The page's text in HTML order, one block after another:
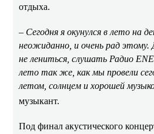
отдыха.
– Сегодня я окунулся в лето на
неожиданно, и очень рад этому.
не лениться, слушать Радио
лето так же, как мы провели
летом, солнцем и хорошей
музыкант.
Под финал акустического